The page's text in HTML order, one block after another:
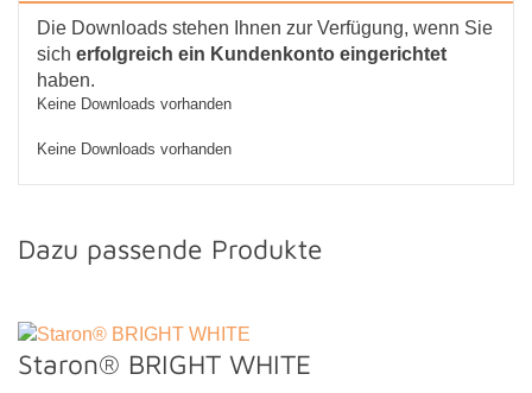
Die Downloads stehen Ihnen zur Verfügung, wenn Sie
sich erfolgreich ein Kundenkonto eingerichtet
haben.
Keine Downloads vorhanden
Keine Downloads vorhanden
Dazu passende Produkte
Staron® BRIGHT WHITE